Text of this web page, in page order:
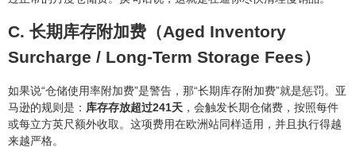
C. 长期库存附加费（Aged Inventory
Surcharge / Long-Term Storage Fees）
如果说“仓储使用率附加费”是警告，那“长期库存附加费”就是惩罚。亚
马逊的规则是： 库存存放超过241天 ，会触发长期仓储费，按照每件
或每立方英尺额外收取。这项费用在欧洲站同样适用，并且执行得越
来越严格。